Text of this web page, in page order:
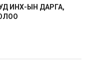
ИНХ-ЫН ДАРГА,